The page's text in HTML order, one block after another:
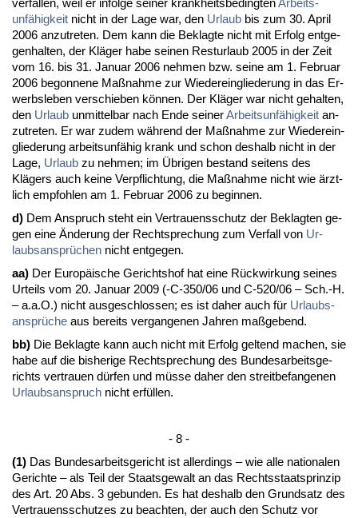
ver­fal­len, weil er in­fol­ge sei­ner krank­heits­be­ding­tenAr­beits­
unfähig­keit nicht in der La­ge war, den Ur­laub bis zum 30. April
2006 an­zu­tre­ten. Dem kann die Be­klag­te nicht mit Er­folg ent­ge­
gen­hal­ten, der Kläger ha­be sei­nen Rest­ur­laub 2005 in der Zeit
vom 16. bis 31. Ja­nu­ar 2006 neh­men bzw. sei­ne am 1. Fe­bru­ar
2006 be­gon­ne­ne Maßnah­me zur Wie­der­ein­glie­de­rung in das Er­
werbs­le­ben ver­schie­ben können. Der Kläger war nicht ge­hal­ten,
den Ur­laub un­mit­tel­bar nach En­de sei­nerAr­beits­unfähig­keit an­
zu­tre­ten. Er war zu­dem während der Maßnah­me zur Wie­der­ein­
glie­de­rung ar­beits­unfähig krank und schon des­halb nicht in der
La­ge, Ur­laub zu neh­men; im Übri­gen be­stand sei­tens des
Klägers auch kei­ne Ver­pflich­tung, die Maßnah­me nicht wie ärzt­
lich emp­foh­len am 1. Fe­bru­ar 2006 zu be­gin­nen.
d) Dem An­spruch steht ein Ver­trau­ens­schutz der Be­klag­ten ge­
gen ei­ne Ände­rung der Recht­spre­chung zum Ver­fall von Ur­
laubs­ansprüchen nicht ent­ge­gen.
aa) Der Eu­ropäische Ge­richts­hof hat ei­ne Rück­wir­kung sei­nes
Ur­teils vom 20. Ja­nu­ar 2009 (-C-350/06 und C-520/06 – Sch.-H.
– a.a.O.) nicht aus­ge­schlos­sen; es ist da­her auch für Ur­laubs­
ansprüche aus be­reits ver­gan­ge­nen Jah­ren maßge­bend.
bb) Die Be­klag­te kann auch nicht mit Er­folg gel­tend ma­chen, sie
ha­be auf die bis­he­ri­ge Recht­spre­chung des Bun­des­ar­beits­ge­
richts ver­trau­en dürfen und müsse da­her den streit­be­fan­ge­nen
Ur­laubs­an­spruch nicht erfüllen.
- 8 -
(1) Das Bun­des­ar­beits­ge­richt ist al­ler­dings – wie al­le na­tio­na­len
Ge­rich­te – als Teil der Staats­ge­walt an das Rechts­staats­prin­zip
des Art. 20 Abs. 3 ge­bun­den. Es hat des­halb den Grund­satz des
Ver­trau­ens­schut­zes zu be­ach­ten, der auch den Schutz vor